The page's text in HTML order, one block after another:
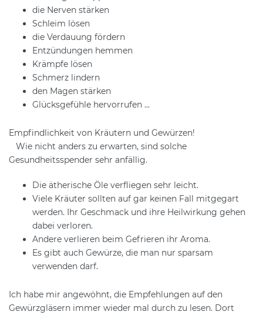
die Nerven stärken
Schleim lösen
die Verdauung fördern
Entzündungen hemmen
Krämpfe lösen
Schmerz lindern
den Magen stärken
Glücksgefühle hervorrufen ...
Empfindlichkeit von Kräutern und Gewürzen!
Wie nicht anders zu erwarten, sind solche
Gesundheitsspender sehr anfällig.
Die ätherische Öle verfliegen sehr leicht.
Viele Kräuter sollten auf gar keinen Fall mitgegart
werden. Ihr Geschmack und ihre Heilwirkung gehen
dabei verloren.
Andere verlieren beim Gefrieren ihr Aroma.
Es gibt auch Gewürze, die man nur sparsam
verwenden darf.
Ich habe mir angewöhnt, die Empfehlungen auf den
Gewürzgläsern immer wieder mal durch zu lesen. Dort